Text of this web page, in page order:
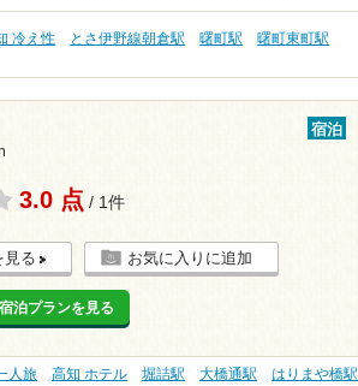
冷え性 とさ伊野線朝倉駅 曙町駅
曙町東町駅
宿泊
3.0 点 / 1件
見る お気に入りに追加
泊プランを見る
人旅 高知 ホテル 堀詰駅 大橋通駅
はりまや橋駅